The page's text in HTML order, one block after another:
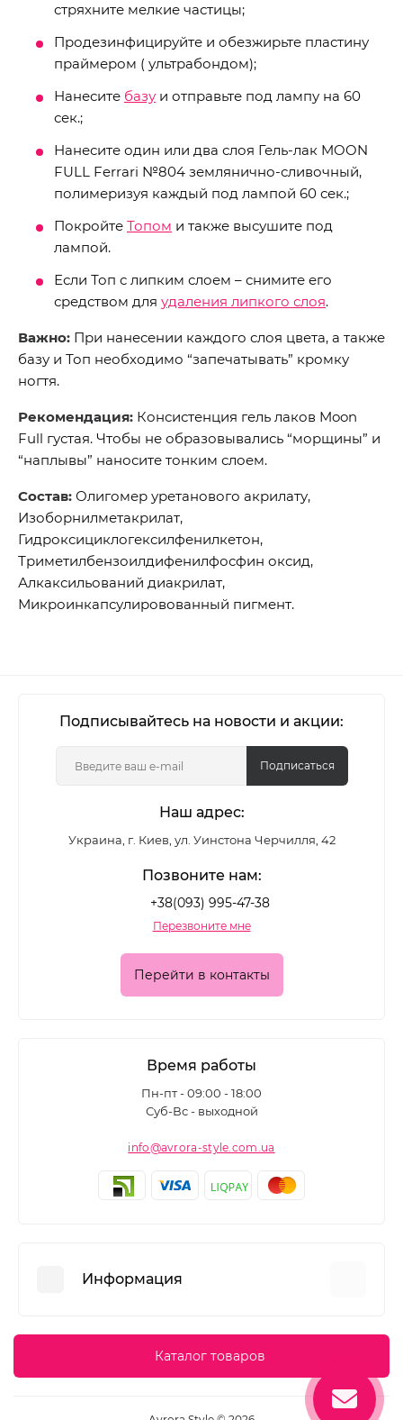
стряхните мелкие частицы;
Продезинфицируйте и обезжирьте пластину
праймером ( ультрабондом);
Нанесите базу и отправьте под лампу на 60
сек.;
Нанесите один или два слоя Гель-лак MOON
FULL Ferrari №804 землянично-сливочный,
полимеризуя каждый под лампой 60 сек.;
Покройте Топом и также высушите под
лампой.
Если Топ с липким слоем – снимите его
средством для удаления липкого слоя.
Важно: При нанесении каждого слоя цвета, а также
базу и Топ необходимо “запечатывать” кромку
ногтя.
Рекомендация: Консистенция гель лаков Moon
Full густая. Чтобы не образовывались “морщины” и
“наплывы” наносите тонким слоем.
Состав: Олигомер уретанового акрилату,
Изоборнилметакрилат,
Гидроксициклогексилфенилкетон,
Триметилбензоилдифенилфосфин оксид,
Алкаксильований диакрилат,
Микроинкапсулировованный пигмент.
Подписывайтесь на новости и акции:
Подписаться
Наш адрес:
Украина, г. Киев, ул. Уинстона Черчилля, 42
Позвоните нам:
+38(093) 995-47-38
Перезвоните мне
Перейти в контакты
Время работы
Пн-пт - 09:00 - 18:00
Суб-Вс - выходной
info@avrora-style.com.ua
Информация
Пользовательское соглашение
Каталог товаров